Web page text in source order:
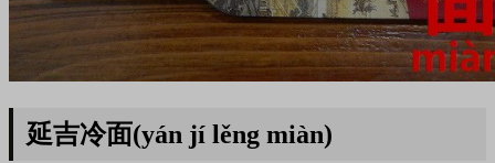
延吉冷面(yán jí lěng miàn)